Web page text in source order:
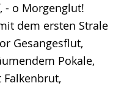
- o Morgenglut!
dem ersten Strale
Gesangesflut,
Pokale,